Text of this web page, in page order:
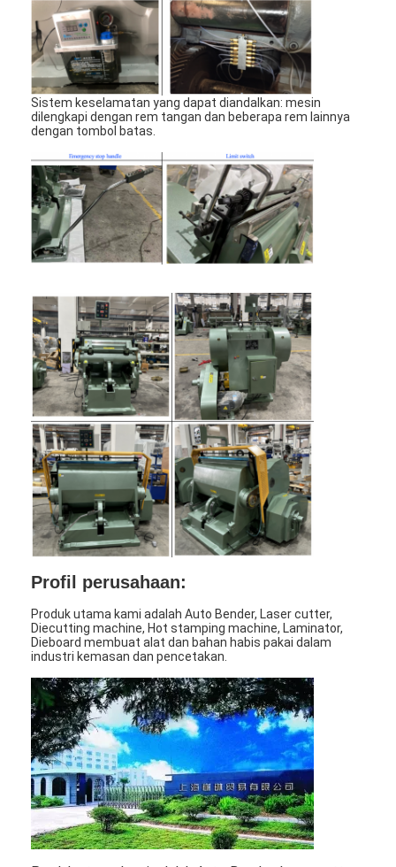
mati peralatan pemotongan
Mesin Auto Bender
mesin laminating industri
Buku membuat mesin
Mesin Kemasan otomatis
Otomatis Mesin Percetakan
Posting Tekan Peralatan
Perlengkapan lainnya
Mesin laser menandai
Paper Bag Forming Machine
Mesin pengemasan otomatis
Sistem keselamatan yang dapat diandalkan: mesin
dilengkapi dengan rem tangan dan beberapa rem lainnya
dengan tombol batas.
Profil perusahaan:
Produk utama kami adalah Auto Bender, Laser cutter,
Diecutting machine, Hot stamping machine, Laminator,
Dieboard membuat alat dan bahan habis pakai dalam
industri kemasan dan pencetakan.